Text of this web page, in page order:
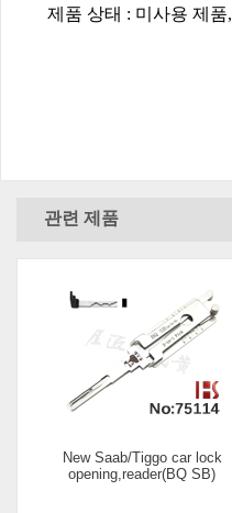
제품 상태 : 미사용 제품,
관련 제품
New Saab/Tiggo car lock
opening,reader(BQ SB)